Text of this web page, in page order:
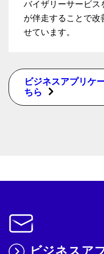
バイザリーサービス
が伴走することで改
せています。
ビジネスアプリケ
ちら
ビジネスア